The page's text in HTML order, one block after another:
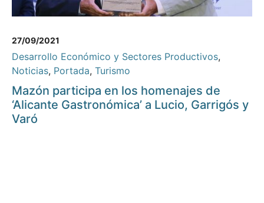
27/09/2021
Desarrollo Económico y Sectores Productivos,
Noticias, Portada, Turismo
Mazón participa en los homenajes de
‘Alicante Gastronómica’ a Lucio, Garrigós y
Varó